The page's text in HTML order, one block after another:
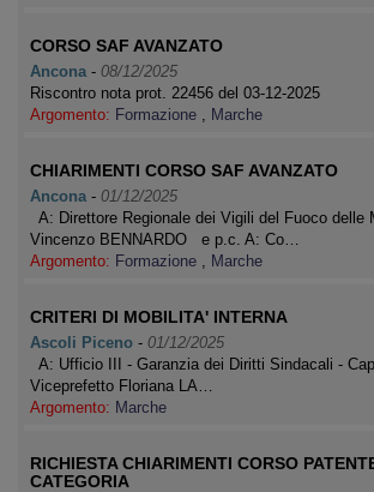
CORSO SAF AVANZATO
Ancona - 08/12/2025
Riscontro nota prot. 22456 del 03-12-2025
Argomento: Formazione , Marche
CHIARIMENTI CORSO SAF AVANZATO
Ancona - 01/12/2025
A: Direttore Regionale dei Vigili del Fuoco delle
Vincenzo BENNARDO e p.c. A: Co…
Argomento: Formazione , Marche
CRITERI DI MOBILITA' INTERNA
Ascoli Piceno - 01/12/2025
A: Ufficio III - Garanzia dei Diritti Sindacali -
Viceprefetto Floriana LA…
Argomento: Marche
RICHIESTA CHIARIMENTI CORSO
CATEGORIA